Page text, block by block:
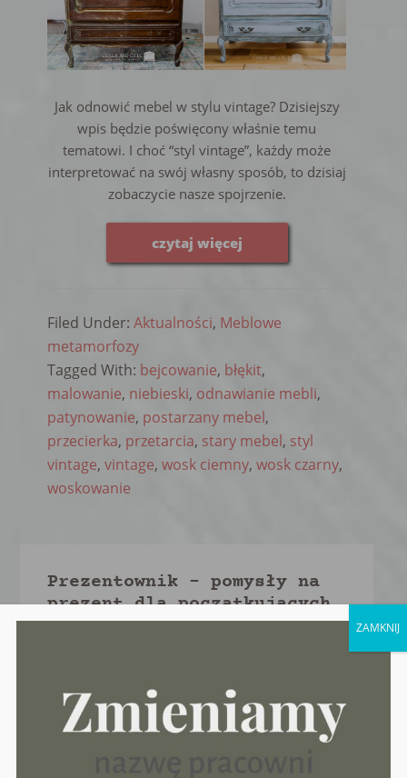
Jak odnowić mebel w stylu vintage? Dzisiejszy
wpis będzie poświęcony właśnie temu
tematowi. I choć “styl vintage”, każdy może
interpretować na swój własny sposób, to dzisiaj
zobaczycie nasze spojrzenie.
czytaj więcej
Filed Under: Aktualności, Meblowe
metamorfozy
Tagged With: bejcowanie, błękit,
malowanie, niebieski, odnawianie mebli,
patynowanie, postarzany mebel,
przecierka, przetarcia, stary mebel, styl
vintage, vintage, wosk ciemny, wosk czarny,
woskowanie
Sidebar
Prezentownik – pomysły na
prezent dla początkujących
renowatorów.
Metamorfoza bardzo Starej
Szafy – Róż + plecionka
ZAMKNIJ